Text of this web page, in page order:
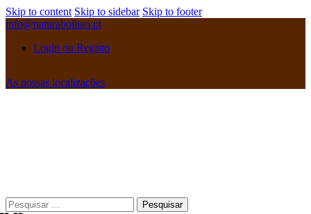
Skip to content Skip to sidebar Skip to footer
info@naturabolhao.pt
Login ou Registo
As nossas localizações
Pesquisar